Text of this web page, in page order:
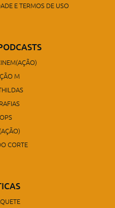
E TERMOS DE USO
M
CORTE